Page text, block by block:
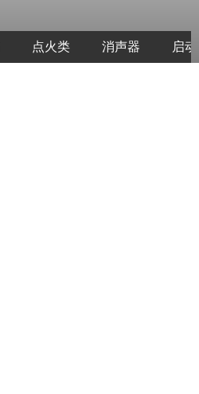
点火类 消声器 启